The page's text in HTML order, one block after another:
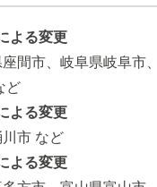
よる変更
間市、岐阜県岐阜市
ど
よる変更
市 など
よる変更